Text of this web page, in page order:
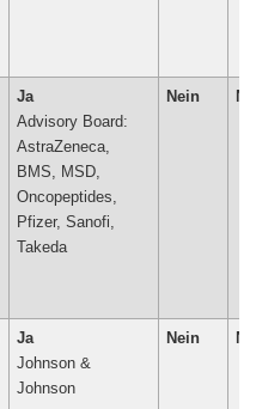
Ja
Advisory Board:
AstraZeneca,
BMS, MSD,
Oncopeptides,
Pfizer, Sanofi,
Takeda
Nein
Ja
Johnson &
Nein